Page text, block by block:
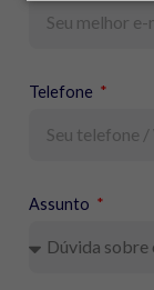
Telefone
Assunto